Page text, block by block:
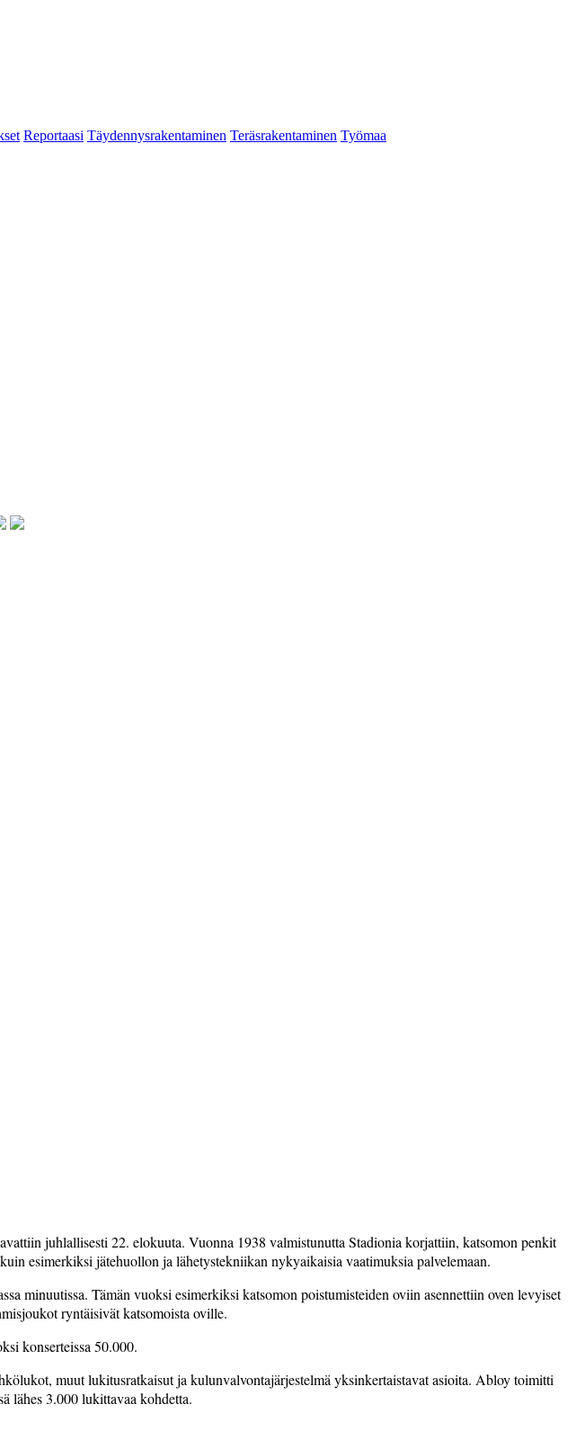
Reportaasi Täydennysrakentaminen Teräsrakentaminen Työmaa
juhlallisesti 22. elokuuta. Vuonna 1938 valmistunutta Stadionia korjattiin, katsomon penkit
esimerkiksi jätehuollon ja lähetystekniikan nykyaikaisia vaatimuksia palvelemaan.
minuutissa. Tämän vuoksi esimerkiksi katsomon poistumisteiden oviin asennettiin oven levyiset
ryntäisivät katsomoista oville.
konserteissa 50.000.
muut lukitusratkaisut ja kulunvalvontajärjestelmä ­yksinkertaistavat asioita. Abloy toimitti
lähes 3.000 lukittavaa kohdetta.